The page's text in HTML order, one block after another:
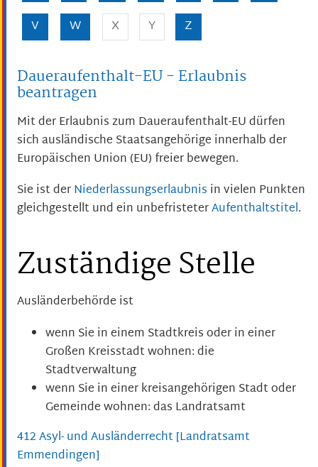
V
W X Y Z
Daueraufenthalt-EU - Erlaubnis
beantragen
Mit der Erlaubnis zum Daueraufenthalt-EU dürfen
sich ausländische Staatsangehörige innerhalb der
Europäischen Union (EU) freier bewegen.
Sie ist derNiederlassungserlaubnis in vielen Punkten
gleichgestellt und ein unbefristeterAufenthaltstitel.
Zuständige Stelle
Ausländerbehörde ist
wenn Sie in einem Stadtkreis oder in einer
Großen Kreisstadt wohnen: die
Stadtverwaltung
wenn Sie in einer kreisangehörigen Stadt oder
Gemeinde wohnen: das Landratsamt
412 Asyl- und Ausländerrecht [Landratsamt
Emmendingen]